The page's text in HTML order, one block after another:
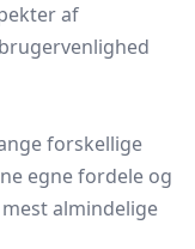
af
forskellige
egne fordele og
almindelige